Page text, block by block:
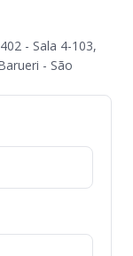
- Sala 4-103,
- São